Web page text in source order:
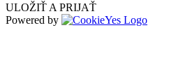
ULOŽIŤ A PRIJAŤ
Powered by